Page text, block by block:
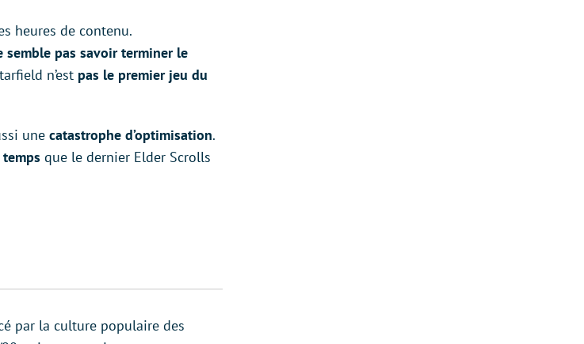
heures de contenu.
semble pas savoir terminer le
n’est pas le premier jeu du
une catastrophe d’optimisation.
que le dernier Elder Scrolls
par la culture populaire des